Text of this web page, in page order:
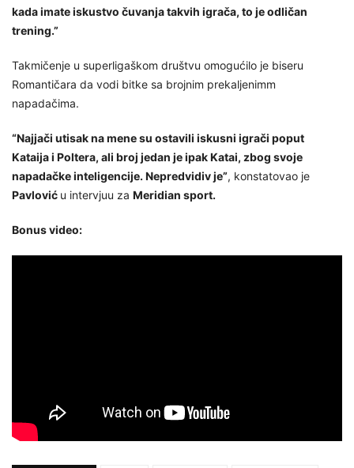
kada imate iskustvo čuvanja takvih igrača, to je odličan
trening.”
Takmičenje u superligaškom društvu omogućilo je biseru
Romantičara da vodi bitke sa brojnim prekaljenimm
napadačima.
“Najjači utisak na mene su ostavili iskusni igrači poput
Kataija i Poltera, ali broj jedan je ipak Katai, zbog svoje
napadačke inteligencije. Nepredvidiv je”, konstatovao je
Pavlović u intervjuu za Meridian sport.
Bonus video: